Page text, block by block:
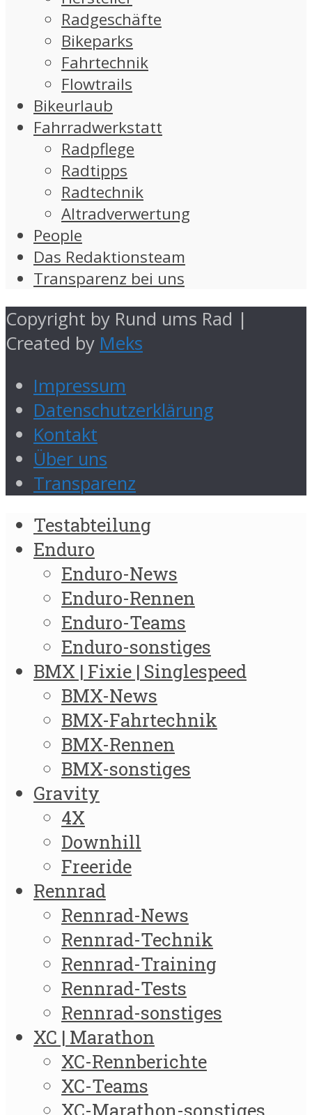
Radgeschäfte
Bikeparks
Fahrtechnik
Flowtrails
Bikeurlaub
Fahrradwerkstatt
Radpflege
Radtipps
Radtechnik
Altradverwertung
People
Das Redaktionsteam
Transparenz bei uns
Copyright by Rund ums Rad |
Created by Meks
Impressum
Datenschutzerklärung
Kontakt
Über uns
Transparenz
Testabteilung
Enduro
Enduro-News
Enduro-Rennen
Enduro-Teams
Enduro-sonstiges
BMX | Fixie | Singlespeed
BMX-News
BMX-Fahrtechnik
BMX-Rennen
BMX-sonstiges
Gravity
4X
Downhill
Freeride
Rennrad
Rennrad-News
Rennrad-Technik
Rennrad-Training
Rennrad-Tests
Rennrad-sonstiges
XC | Marathon
XC-Rennberichte
XC-Teams